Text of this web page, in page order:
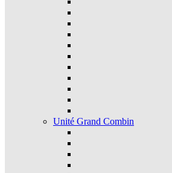
Unité Grand Combin